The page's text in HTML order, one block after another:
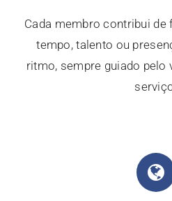
Cada membro contribui
tempo, talento ou
ritmo, sempre guiado pelo